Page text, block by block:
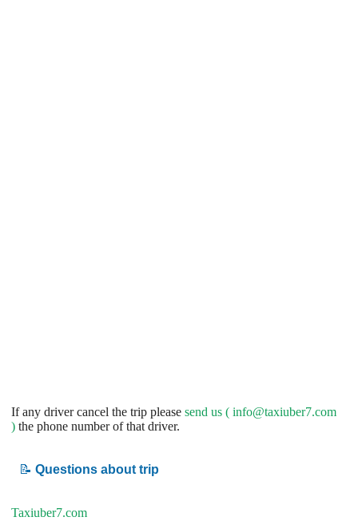
If any driver cancel the trip please send us ( info@taxiuber7.com
) the phone number of that driver.
📝 Questions about trip
Taxiuber7.com